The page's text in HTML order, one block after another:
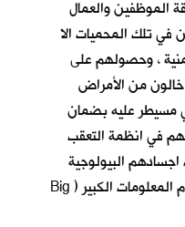
الموظفين والعمال
في تلك المحميات الا
، وحصولهم على
خالون من الأمراض
مسيطر عليه بضمان
في انظمة التعقب
البيولوجية
بهواتفهم الذكية المربوطة بنظام المعلومات الكبير ( Big